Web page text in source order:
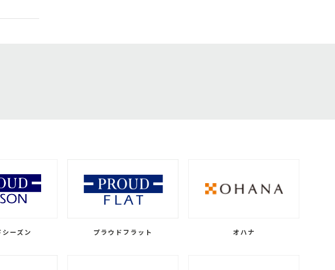
ーズン プラウドフラット オハナ